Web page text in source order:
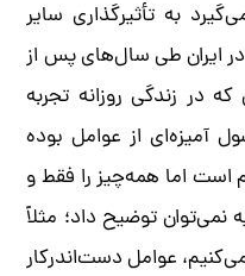
به تأثیرگذاری سایر
در ایران طی سال‌های پس از
در زندگی روزانه تجربه
آمیزه‌ای از عوامل بوده
است اما همه‌چیز را فقط و
نمی‌توان توضیح داد؛ مثلاً
عوامل دست‌اندرکار